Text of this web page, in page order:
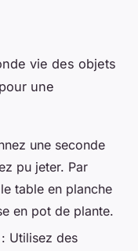
vie des objets
une
une seconde
pu jeter. Par
table en planche
en pot de plante.
: Utilisez des